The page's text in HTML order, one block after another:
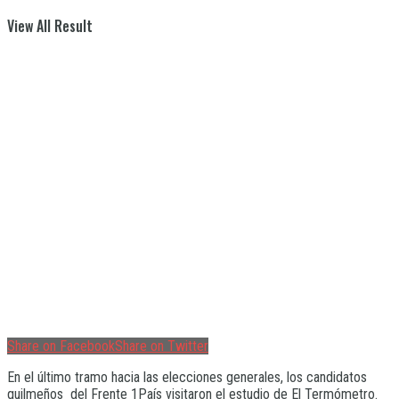
View All Result
Share on FacebookShare on Twitter
En el último tramo hacia las elecciones generales, los candidatos
quilmeños del Frente 1País visitaron el estudio de El Termómetro.